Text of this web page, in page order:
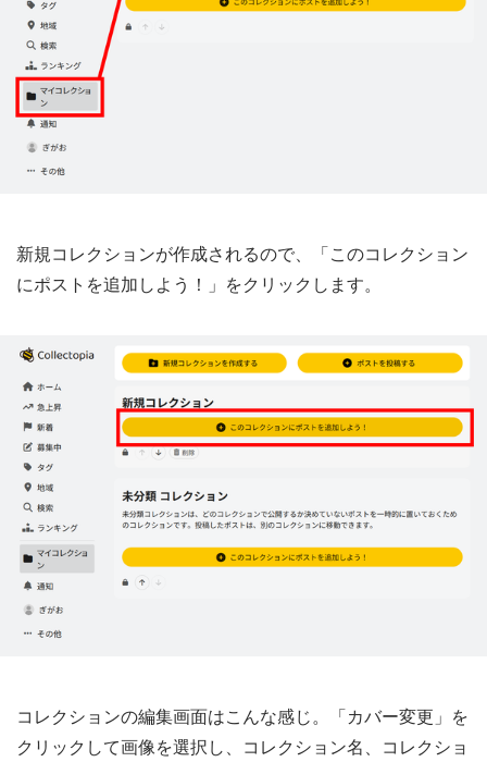
新規コレクションが作成されるので、「このコレクション
にポストを追加しよう！」をクリックします。
コレクションの編集画面はこんな感じ。「カバー変更」を
クリックして画像を選択し、コレクション名、コレクショ